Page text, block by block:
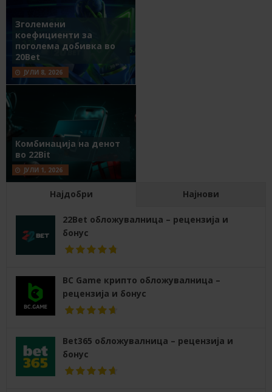
Зголемени
коефициенти за
поголема добивка во
20Bet
ЈУЛИ 8, 2026
Комбинација на денот
во 22Bit
ЈУЛИ 1, 2026
Најдобри Најнови
22Bet обложувалница – рецензија и
бонус
BC Game крипто обложувалница –
рецензија и бонус
Bet365 обложувалница – рецензија и
бонус